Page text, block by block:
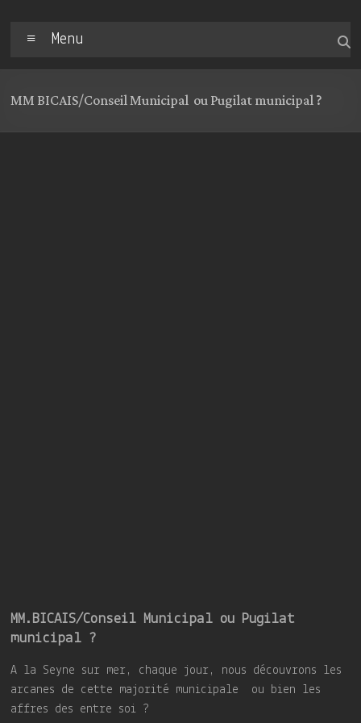
Menu
MM BICAIS/Conseil Municipal ou Pugilat municipal ?
MM.BICAIS/Conseil Municipal ou Pugilat
municipal ?
A la Seyne sur mer, chaque jour, nous découvrons les
arcanes de cette majorité municipale ou bien les
affres des entre soi ?